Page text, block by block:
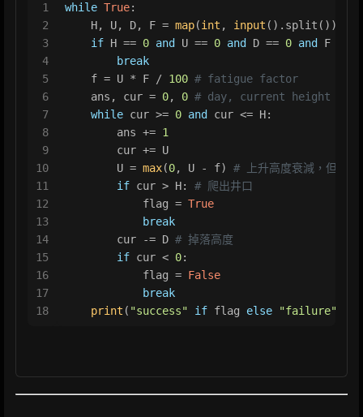
1
2
3
4
5
6
7
8
9
10
11
12
13
14
15
16
17
18
while True:
    H, U, D, F =
map(int , input ().split())
if H == 0 and U == 0 and D == 0 and F ==
break
    f = U * F /
100 # fatigue factor
    ans, cur =
0, 0 # day, current height
while cur >= 0 and
cur <= H:
        ans +=
1
        cur += U
        U =
max(0, U - f) # 上升高度衰減，但不會
if cur > H: # 爬出井口
            flag =
True
break
        cur -= D
# 掉落高度
if cur < 0:
            flag =
False
break
print ( "success" if flag else "failure"